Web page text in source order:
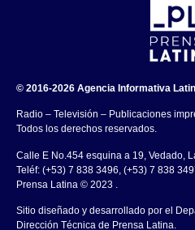
© 2016-2026 Agencia Informativa
Radio – Televisión – Publicaciones
Todos los derechos reservados.
Calle E No.454 esquina a 19, Vedado,
Teléf: (+53) 7 838 3496, (+53) 7 838
Prensa Latina © 2023 .
Sitio diseñado y desarrollado por el
Dirección Técnica de Prensa Latina.